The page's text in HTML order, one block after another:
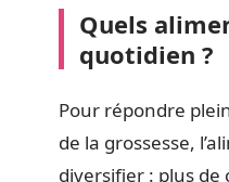
Quels
quotidien ?
Pour répondre
de la grossesse,
diversifier : plus de